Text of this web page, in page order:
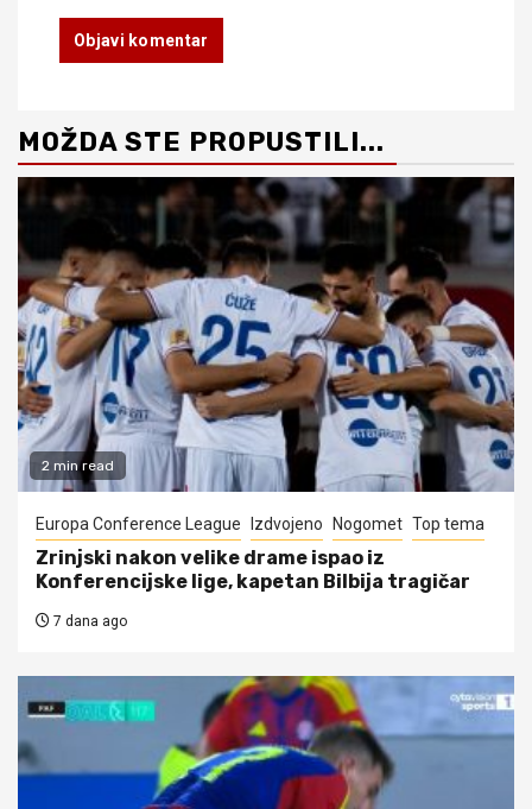
MOŽDA STE PROPUSTILI...
2 min read
Europa Conference League Izdvojeno Nogomet Top tema
Zrinjski nakon velike drame ispao iz
Konferencijske lige, kapetan Bilbija tragičar
7 dana ago